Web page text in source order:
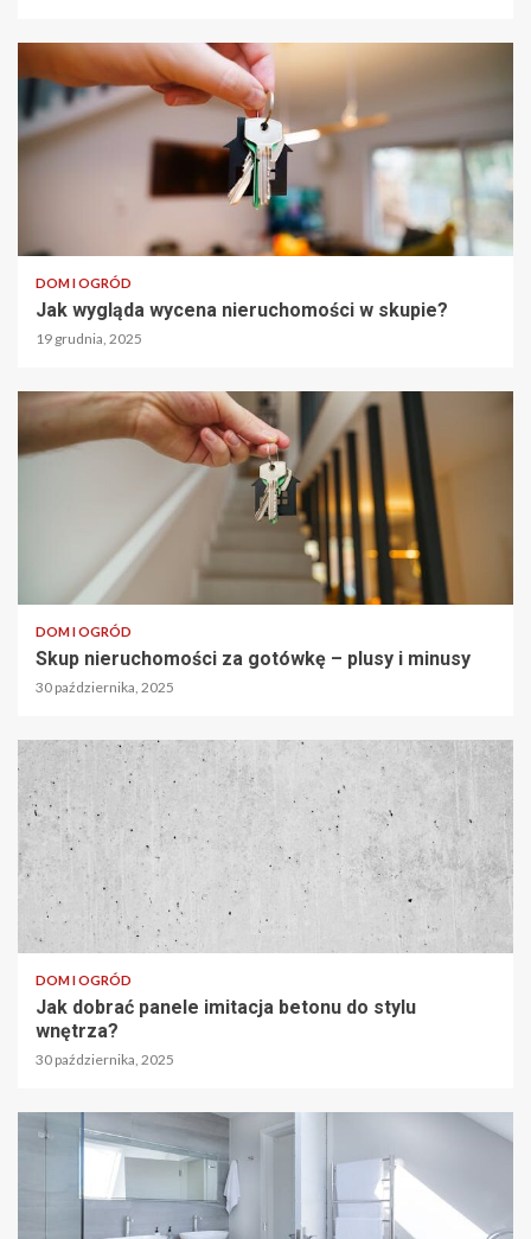
DOM I OGRÓD
Jak wygląda wycena nieruchomości w skupie?
19 grudnia, 2025
DOM I OGRÓD
Skup nieruchomości za gotówkę – plusy i minusy
30 października, 2025
DOM I OGRÓD
Jak dobrać panele imitacja betonu do stylu
wnętrza?
30 października, 2025